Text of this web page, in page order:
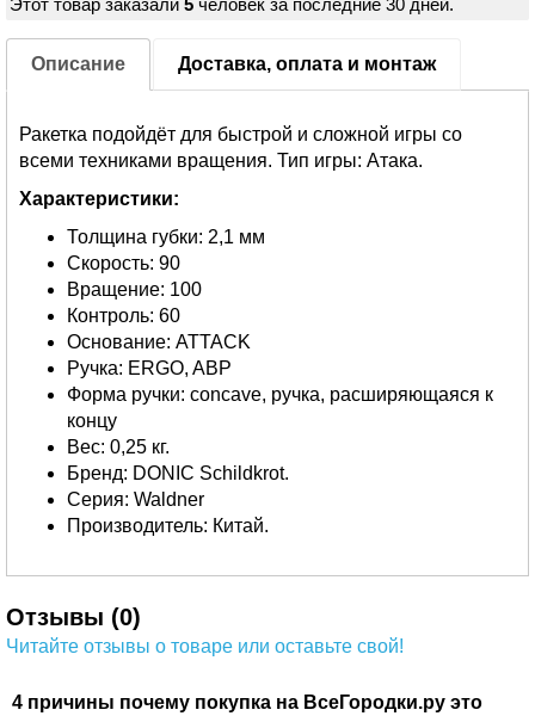
Этот товар заказали 5 человек за последние 30 дней.
Описание Доставка, оплата и монтаж
Ракетка подойдёт для быстрой и сложной игры со
всеми техниками вращения. Тип игры: Атака.
Характеристики:
Толщина губки: 2,1 мм
Скорость: 90
Вращение: 100
Контроль: 60
Основание: ATTACK
Ручка: ERGO, ABP
Форма ручки: concave, ручка, расширяющаяся к
концу
Вес: 0,25 кг.
Бренд: DONIC Schildkrot.
Серия: Waldner
Производитель: Китай.
Отзывы (0)
Читайте отзывы о товаре или оставьте свой!
4 причины почему покупка на ВсеГородки.ру это